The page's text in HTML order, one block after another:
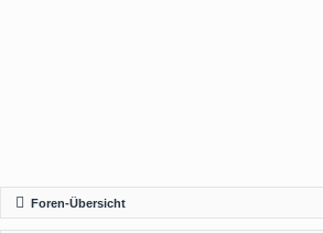
Foren-Übersicht